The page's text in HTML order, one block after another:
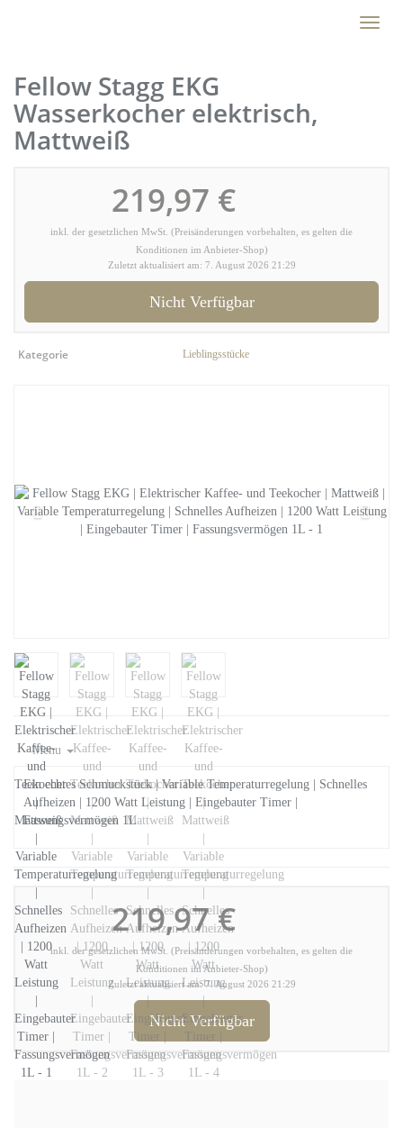
Toggle
Fellow Stagg EKG
Wasserkocher elektrisch,
Mattweiß
219,97 €
inkl. der gesetzlichen MwSt. (Preisänderungen vorbehalten, es gelten die
Konditionen im Anbieter-Shop)
Zuletzt aktualisiert am: 7. August 2026 21:29
Nicht Verfügbar
Kategorie Lieblingsstücke
Menu
Ein echtes Schmuckstück | Variable Temperaturregelung | Schnelles
Aufheizen | 1200 Watt Leistung | Eingebauter Timer |
Fassungsvermögen 1L
219,97 €
inkl. der gesetzlichen MwSt. (Preisänderungen vorbehalten, es gelten die
Konditionen im Anbieter-Shop)
Zuletzt aktualisiert am: 7. August 2026 21:29
Nicht Verfügbar